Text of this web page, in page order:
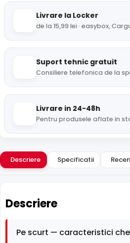
Livrare la Locker
de la 15,99 lei · easybox,
Suport tehnic gratuit
Consiliere telefonica de la
Livrare in 24-48h
Pentru produsele aflate in
Descriere Specificatii
Descriere
Pe scurt — caracteristici